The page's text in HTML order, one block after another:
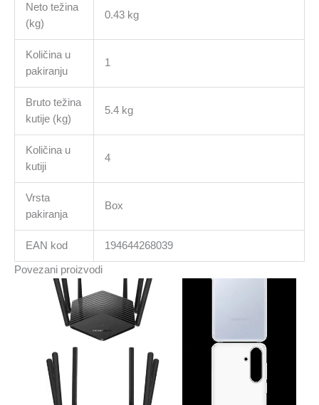
Neto težina
(kg)
0.43 kg
Količina u
pakiranju
1
Bruto težina
kutije (kg)
5.4 kg
Količina u
kutiji
4
Vrsta
pakiranja
Box
EAN kod 194644268039
Povezani proizvodi